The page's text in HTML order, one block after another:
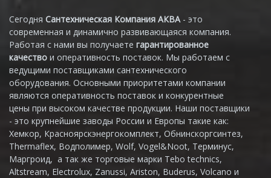
Сегодня Сантехническая Компания АКВА - это
современная и динамично развивающаяся компания.
Работая с нами вы получаете гарантированное
качество и оперативность поставок. Мы работаем с
ведущими поставщиками сантехнического
оборудования. Основными приоритетами компании
являются оперативность поставок и конкурентные
цены при высоком качестве продукции. Наши поставщики
- это крупнейшие заводы России и Европы такие как:
Хемкор, Красноярскэнергокомплект, Обнинскоргсинтез,
Thermaflex, Водполимер, Wolf, Vogel&Noot, Терминус,
Маргроид, а так же торговые марки Tebo technics,
Altstream, Electrolux, Zanussi, Ariston, Buderus, Volcano и